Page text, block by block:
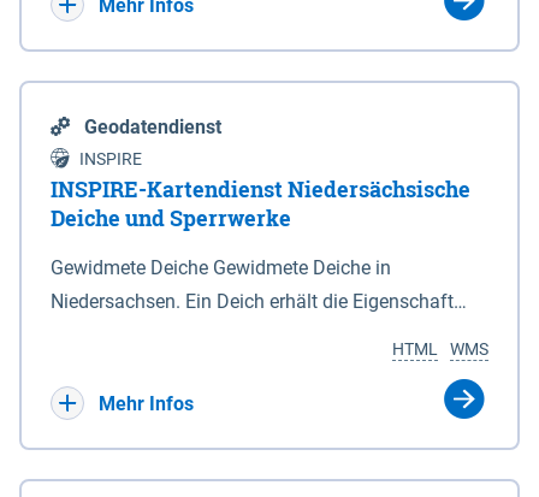
Mehr Infos
Geodatendienst
INSPIRE
INSPIRE-Kartendienst Niedersächsische
Deiche und Sperrwerke
Gewidmete Deiche Gewidmete Deiche in
Niedersachsen. Ein Deich erhält die Eigenschaft
Deichbehörde durch Verordnung ausspricht. Für
WMS
HTML
Mehr Infos